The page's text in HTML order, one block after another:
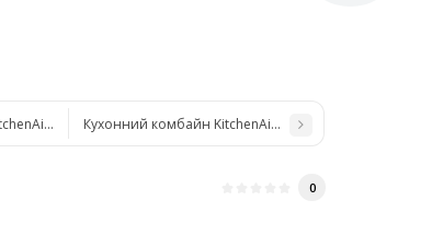
5KFP1319EOB
Кухонний комбайн KitchenAid 5KSM175PSEBK
0